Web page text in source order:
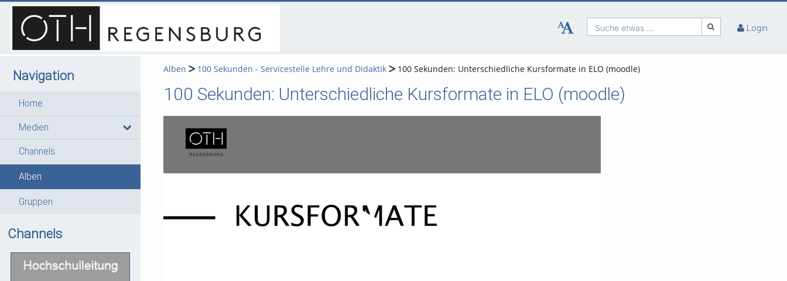
Suche etwas ... Login
Navigation
Home
Medien
Channels
Alben
Gruppen
Channels
Alben 100 Sekunden - Servicestelle Lehre und Didaktik 100 Sekunden: Unterschiedliche Kursformate in ELO (moodle)
100 Sekunden: Unterschiedliche Kursformate in ELO (moodle)
Video abspielen